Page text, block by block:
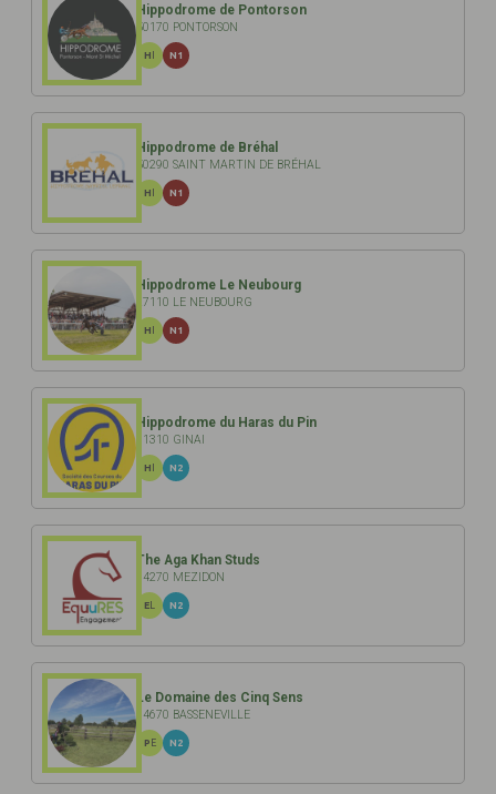
Hippodrome de Pontorson
50170 PONTORSON
N1
Hippodrome de Bréhal
50290 SAINT MARTIN DE BRÉHAL
N1
Hippodrome Le Neubourg
27110 LE NEUBOURG
N1
Hippodrome du Haras du Pin
61310 GINAI
N2
The Aga Khan Studs
14270 MEZIDON
EL N2
Le Domaine des Cinq Sens
14670 BASSENEVILLE
PE N2